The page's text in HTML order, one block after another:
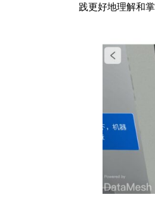
践更好地理解和掌